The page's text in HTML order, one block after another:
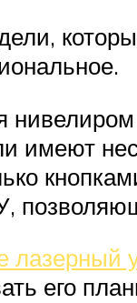
имеют
лазерный
его